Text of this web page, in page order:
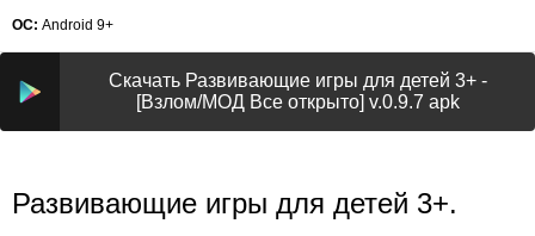
ОС: Android 9+
Скачать Развивающие игры для детей 3+ -
[Взлом/МОД Все открыто] v.0.9.7 apk
Развивающие игры для детей 3+.